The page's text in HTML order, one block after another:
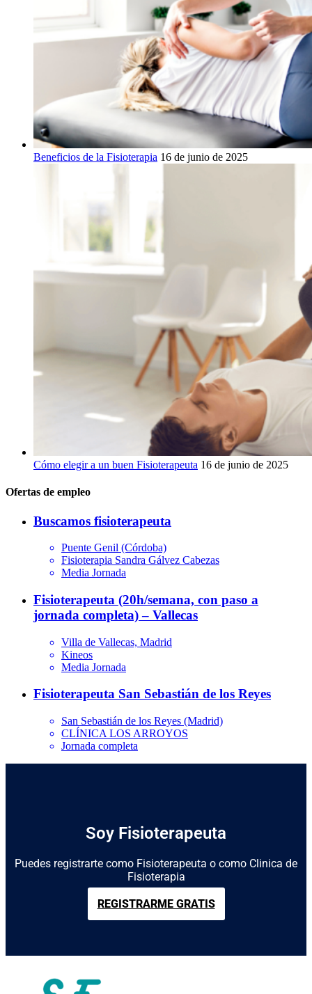
Beneficios de la Fisioterapia 16 de junio de 2025
Cómo elegir a un buen Fisioterapeuta 16 de junio de 2025
Ofertas de empleo
Buscamos fisioterapeuta
Puente Genil (Córdoba)
Fisioterapia Sandra Gálvez Cabezas
Media Jornada
Fisioterapeuta (20h/semana, con paso a
jornada completa) – Vallecas
Villa de Vallecas, Madrid
Kineos
Media Jornada
Fisioterapeuta San Sebastián de los Reyes
San Sebastián de los Reyes (Madrid)
CLÍNICA LOS ARROYOS
Jornada completa
Soy Fisioterapeuta
Puedes registrarte como Fisioterapeuta o como Clinica de
Fisioterapia
REGISTRARME GRATIS